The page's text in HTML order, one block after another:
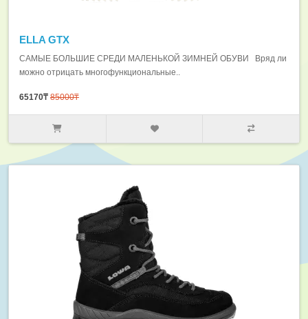
ELLA GTX
САМЫЕ БОЛЬШИЕ СРЕДИ МАЛЕНЬКОЙ ЗИМНЕЙ ОБУВИ Вряд ли
можно отрицать многофункциональные..
65170₸ 85000₸